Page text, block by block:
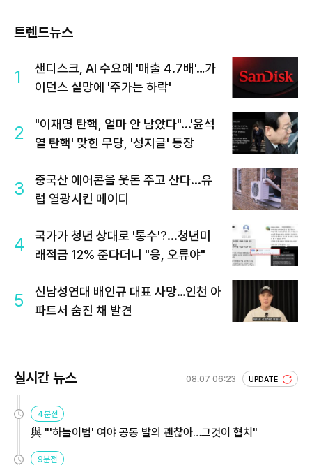
트렌드뉴스
1
샌디스크, AI 수요에 '매출 4.7배'…가
이던스 실망에 '주가는 하락'
2
"이재명 탄핵, 얼마 안 남았다"...'윤석
열 탄핵' 맞힌 무당, '성지글' 등장
3
중국산 에어콘을 웃돈 주고 산다...유
럽 열광시킨 메이디
4
국가가 청년 상대로 '통수'?...청년미
래적금 12% 준다더니 "응, 오류야"
5
신남성연대 배인규 대표 사망…인천 아
파트서 숨진 채 발견
실시간 뉴스 08.07 06:23 UPDATE
4분전
與 "'하늘이법' 여야 공동 발의 괜찮아…그것이 협치"
9분전